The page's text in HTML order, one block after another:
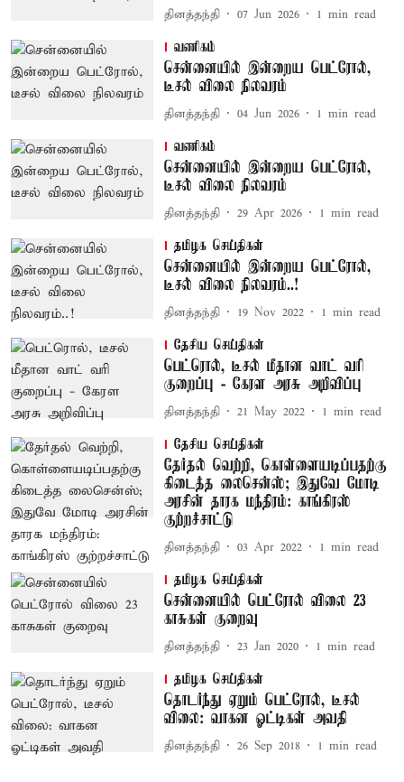
தினத்தந்தி 07 Jun 2026 1 min read
வணிகம்
சென்னையில் இன்றைய பெட்ரோல்,
டீசல் விலை நிலவரம்
தினத்தந்தி 04 Jun 2026 1 min read
வணிகம்
சென்னையில் இன்றைய பெட்ரோல்,
டீசல் விலை நிலவரம்
தினத்தந்தி 29 Apr 2026 1 min read
தமிழக செய்திகள்
சென்னையில் இன்றைய பெட்ரோல்,
டீசல் விலை நிலவரம்..!
தினத்தந்தி 19 Nov 2022 1 min read
தேசிய செய்திகள்
பெட்ரொல், டீசல் மீதான வாட் வரி
குறைப்பு - கேரள அரசு அறிவிப்பு
தினத்தந்தி 21 May 2022 1 min read
தேசிய செய்திகள்
தேர்தல் வெற்றி, கொள்ளையடிப்பதற்கு
கிடைத்த லைசென்ஸ்; இதுவே மோடி
அரசின் தாரக மந்திரம்: காங்கிரஸ்
குற்றச்சாட்டு
தினத்தந்தி 03 Apr 2022 1 min read
தமிழக செய்திகள்
சென்னையில் பெட்ரோல் விலை 23
காசுகள் குறைவு
தினத்தந்தி 23 Jan 2020 1 min read
தமிழக செய்திகள்
தொடர்ந்து ஏறும் பெட்ரோல், டீசல்
விலை: வாகன ஓட்டிகள் அவதி
தினத்தந்தி 26 Sep 2018 1 min read